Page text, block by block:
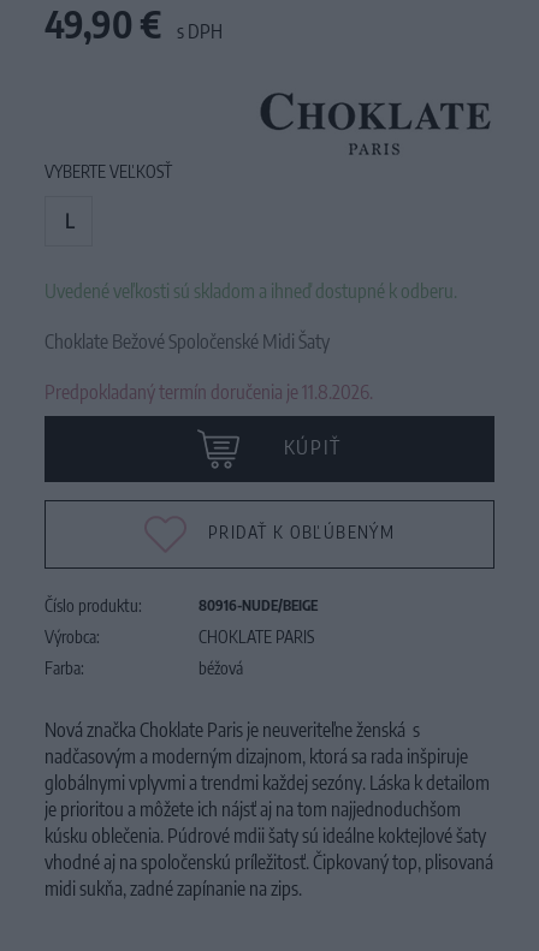
49,90 € s DPH
VYBERTE VEĽKOSŤ
L
Uvedené veľkosti sú skladom a ihneď dostupné k odberu.
Choklate Bežové Spoločenské Midi Šaty
Predpokladaný termín doručenia je 11.8.2026.
KÚPIŤ
PRIDAŤ K OBĽÚBENÝM
Číslo produktu: 80916-NUDE/BEIGE
Výrobca:
CHOKLATE PARIS
Farba:
béžová
Nová značka Choklate Paris je neuveriteľne ženská s
nadčasovým a moderným dizajnom, ktorá sa rada inšpiruje
globálnymi vplyvmi a trendmi každej sezóny. Láska k detailom
je prioritou a môžete ich nájsť aj na tom najjednoduchšom
kúsku oblečenia. Púdrové mdii šaty sú ideálne koktejlové šaty
vhodné aj na spoločenskú príležitosť. Čipkovaný top, plisovaná
midi sukňa, zadné zapínanie na zips.